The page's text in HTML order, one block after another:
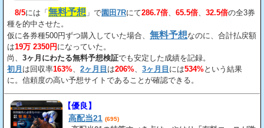
8/5には「 無料予想 」で園田7Rにて286.7倍、 65.5倍、 32.5倍の全3券
種を的中させた。
仮に各券種500円ずつ購入していた場合、 無料予想なのに、合計払戻額
は19万 2350円 になっていた。
尚、 3ヶ月にわたる無料予想検証でも安定した成績を記録。
初月 は回収率163%、 2ヶ月目 は206%、 3ヶ月目 には534%という結果
に。信頼度の高い予想サイトであることが確認できる。
【優良】
高配当21 (695)